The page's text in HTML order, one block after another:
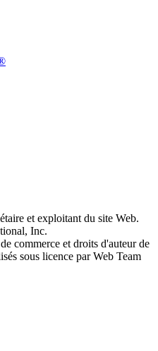
et exploitant du site Web.
Inc.
commerce et droits d'auteur de
sous licence par Web Team